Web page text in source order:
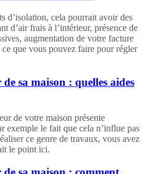
d’isolation, cela pourrait avoir des
d’air frais à l’intérieur, présence de
augmentation de votre facture
que vous pouvez faire pour régler
sa maison : quelles aides
de votre maison présente
exemple le fait que cela n’influe pas
ce genre de travaux, vous avez
le point ici.